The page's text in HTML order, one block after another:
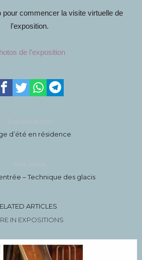
pour commencer la visite virtuelle de
l’exposition.
de l’exposition
Previous article
d’été en résidence
Next article
– Technique des glacis
ARTICLES
IN EXPOSITIONS